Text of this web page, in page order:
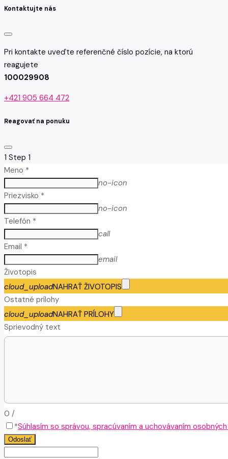
Kontaktujte nás
Pri kontakte uveďte referenčné číslo pozície, na ktorú
reagujete
100029908
+421 905 664 472
Reagovať na ponuku
1 Step 1
Meno *
no-icon
Priezvisko *
no-icon
Telefón *
call
Email *
email
Životopis
cloud_uploadNAHRAŤ ŽIVOTOPIS
Ostatné prílohy
cloud_uploadNAHRAŤ PRÍLOHY
Sprievodný text
0 /
*Súhlasím so správou, spracúvaním a uchovávaním
Odoslať